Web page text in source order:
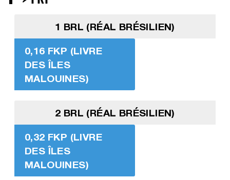
1 BRL (RÉAL BRÉSILIEN)
0,16 FKP (LIVRE
DES ÎLES
MALOUINES)
2 BRL (RÉAL BRÉSILIEN)
0,32 FKP (LIVRE
DES ÎLES
MALOUINES)